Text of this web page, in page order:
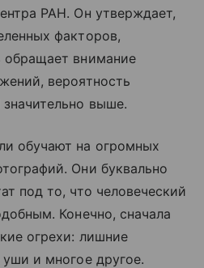
РАН. Он утверждает,
факторов,
обращает внимание
вероятность
выше.
обучают на огромных
Они буквально
под то, что человеческий
Конечно, сначала
огрехи: лишние
и многое другое.